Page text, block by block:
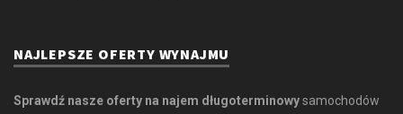
NAJLEPSZE OFERTY WYNAJMU
Sprawdź nasze oferty na najem długoterminowysamochodów